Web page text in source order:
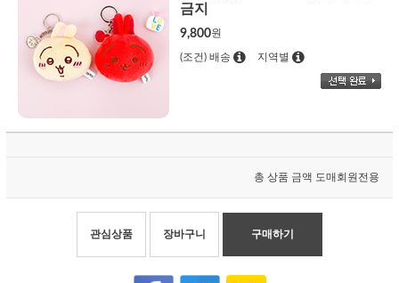
금지
9,800원
(조건) 배송 지역별
총 상품 금액 도매회원전용
관심상품 장바구니 구매하기